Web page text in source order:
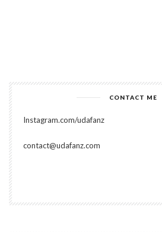
CONTACT ME
Instagram.com/udafanz
contact@udafanz.com